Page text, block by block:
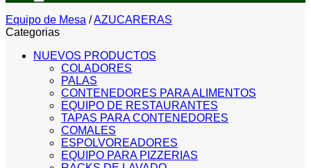
Equipo de Mesa /AZUCARERAS
Categorias
NUEVOS PRODUCTOS
COLADORES
PALAS
CONTENEDORES PARA ALIMENTOS
EQUIPO DE RESTAURANTES
TAPAS PARA CONTENEDORES
COMALES
ESPOLVOREADORES
EQUIPO PARA PIZZERIAS